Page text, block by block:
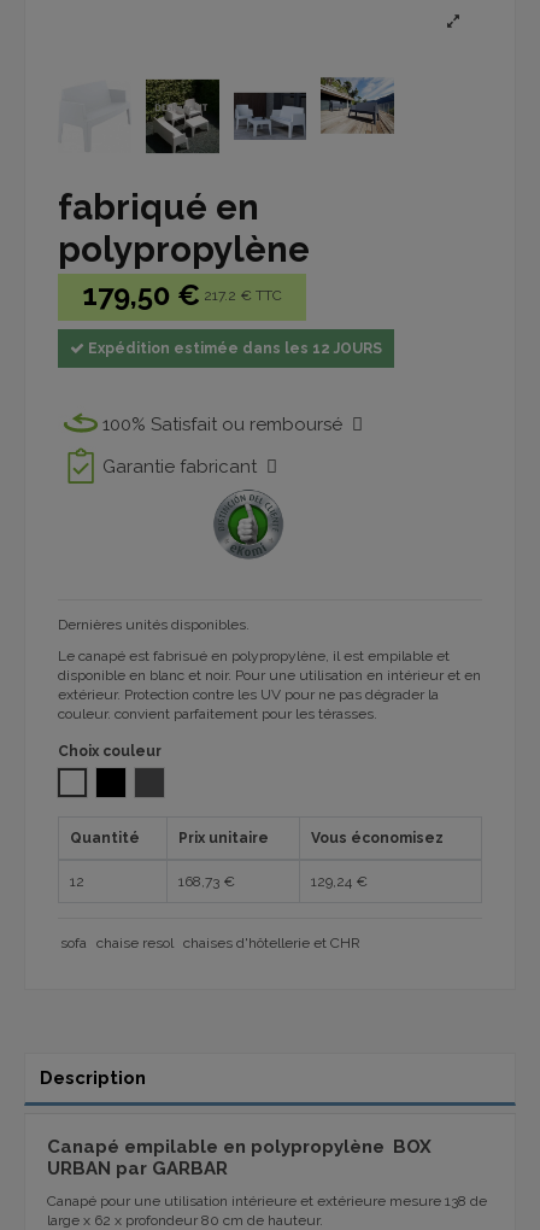
fabriqué en
polypropylène
179,50 € 217.2 € TTC
Expédition estimée dans les 12 JOURS
100% Satisfait ou remboursé
Garantie fabricant
Dernières unités disponibles.
Le canapé est fabrisué en polypropylène, il est empilable et
disponible en blanc et noir. Pour une utilisation en intérieur et en
extérieur. Protection contre les UV pour ne pas dégrader la
couleur. convient parfaitement pour les térasses.
Choix couleur
Quantité Prix unitaire Vous économisez
12 168,73 € 129,24 €
sofa chaise resol chaises d'hôtellerie et CHR
Description
Canapé empilable en polypropylène BOX
URBAN par GARBAR
Canapé pour une utilisation intérieure et extérieure mesure 138 de
large x 62 x profondeur 80 cm de hauteur.